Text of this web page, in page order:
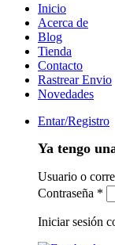
Inicio
Acerca de
Blog
Tienda
Contacto
Rastrear Envio
Novedades
Entar/Registro
Ya tengo
Usuario o
Contraseña *
Iniciar sesión